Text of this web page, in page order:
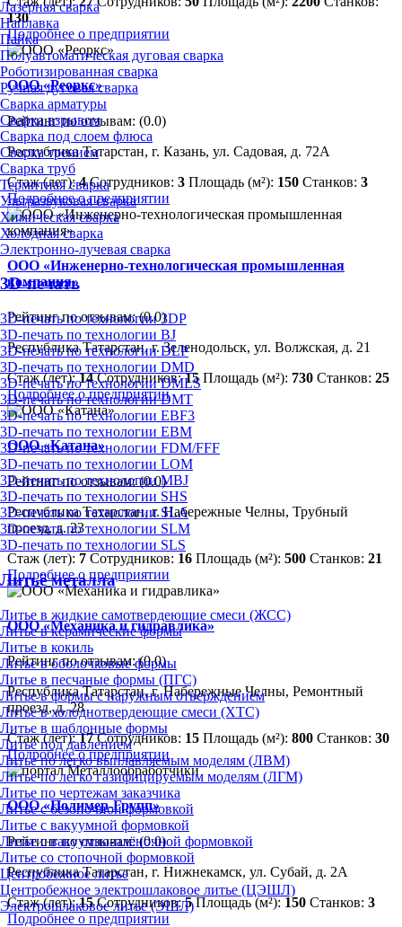
Лазерная сварка
Наплавка
Пайка
Полуавтоматическая дуговая сварка
Роботизированная сварка
Ручная дуговая сварка
Сварка арматуры
Сварка взрывом
Сварка под слоем флюса
Сварка трением
Сварка труб
Термитная сварка
Ультразвуковая сварка
Химическая сварка
Холодная сварка
Электронно-лучевая сварка
3D-печать
3D-печать по технологии 3DP
3D-печать по технологии BJ
3D-печать по технологии DLP
3D-печать по технологии DMD
3D-печать по технологии DMLS
3D-печать по технологии DMT
3D-печать по технологии EBF3
3D-печать по технологии EBM
3D-печать по технологии FDM/FFF
3D-печать по технологии LOM
3D-печать по технологии MBJ
3D-печать по технологии SHS
3D-печать по технологии SLA
3D-печать по технологии SLM
3D-печать по технологии SLS
Литьё металла
Литье в жидкие самотвердеющие смеси (ЖСС)
Литье в керамические формы
Литье в кокиль
Литье в оболочковые формы
Литье в песчаные формы (ПГС)
Литье в формы с наружным отверждением
Литье в холоднотвердеющие смеси (ХТС)
Литье в шаблонные формы
Литье под давлением
Литье по легко выплавляемым моделям (ЛВМ)
Литье по легко газифицируемым моделям (ЛГМ)
Литье по чертежам заказчика
Литье с безопочной формовкой
Литье с вакуумной формовкой
Литье с вакуумно-плёночной формовкой
Литье со стопочной формовкой
Центробежное литье
Центробежное электрошлаковое литье (ЦЭШЛ)
Электрошлаковое литье (ЭШЛ)
130
Подробнее о предприятии
ООО «Реоркс»
Рейтинг по отзывам: (0.0)
Республика Татарстан, г. Казань, ул. Садовая, д. 72А
Стаж (лет):4 Сотрудников: 3 Площадь (м²): 150 Станков: 3
Подробнее о предприятии
ООО «Инженерно-технологическая промышленная
компания»
Рейтинг по отзывам:(0.0)
Республика Татарстан, г. Зеленодольск, ул. Волжская, д. 21
Стаж (лет):14 Сотрудников:15 Площадь (м²): 730 Станков: 25
Подробнее о предприятии
ООО «Катана»
Рейтинг по отзывам:(0.0)
Республика Татарстан, г. Набережные Челны, Трубный
проезд, д. 23
Стаж (лет): 7 Сотрудников: 16 Площадь (м²): 500 Станков: 21
Подробнее о предприятии
ООО «Механика и гидравлика»
Рейтинг по отзывам:(0.0)
Республика Татарстан, г. Набережные Челны, Ремонтный
проезд, д. 28
Стаж (лет):17 Сотрудников: 15 Площадь (м²): 800 Станков: 30
Подробнее о предприятии
ООО «Полимер-Групп»
Рейтинг по отзывам:(0.0)
Республика Татарстан, г. Нижнекамск, ул. Субай, д. 2А
Стаж (лет):15 Сотрудников:5 Площадь (м²): 150 Станков: 3
Подробнее о предприятии